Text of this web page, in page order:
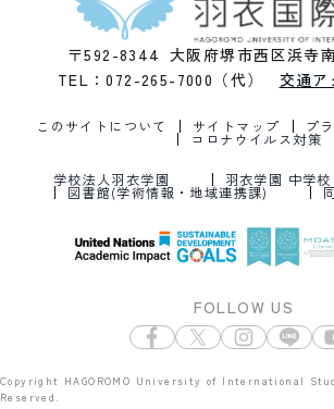
〒592-8344 大阪府堺市西区浜寺
TEL：072-265-7000（代）
交通ア
このサイトについて サイトマップ プ
コロナウイルス対策
学校法人羽衣学園 羽衣学園 中学
図書館(学術情報・地域連携課)
FOLLOW US
Copyright HAGOROMO University of International
Reserved.